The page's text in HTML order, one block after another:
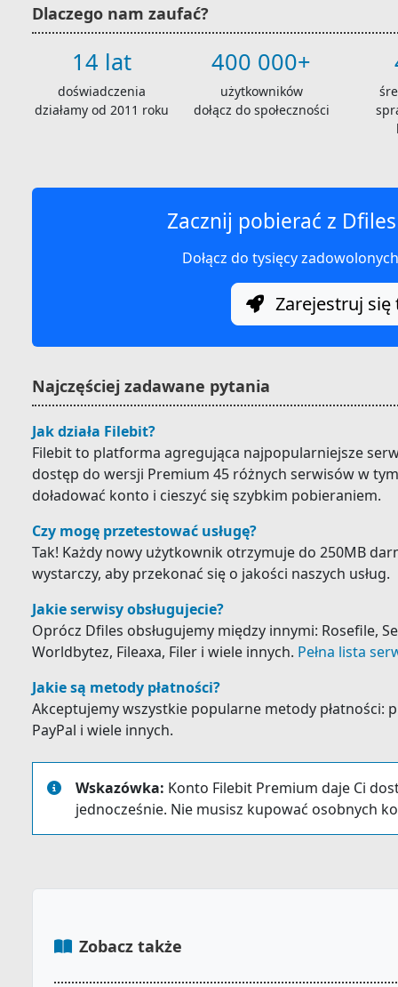
Dlaczego nam zaufać?
14 lat
doświadczenia
działamy od 2011 roku
400 000+
użytkowników
dołącz do społeczności
Zacznij pobierać z
Dołącz do tysięcy
Zarejestruj się
Najczęściej zadawane pytania
Jak działa Filebit?
Filebit to platforma agregująca najpopularniejsze
dostęp do wersji Premium 45 różnych serwisów w
doładować konto i cieszyć się szybkim pobieraniem.
Czy mogę przetestować usługę?
Tak! Każdy nowy użytkownik otrzymuje do 250MB
wystarczy, aby przekonać się o jakości naszych usług.
Jakie serwisy obsługujecie?
Oprócz Dfiles obsługujemy między innymi: Rosefile,
Worldbytez, Fileaxa, Filer i wiele innych. Pełna lista
Jakie są metody płatności?
Akceptujemy wszystkie popularne metody płatności:
PayPal i wiele innych.
Wskazówka: Konto Filebit Premium daje Ci
jednocześnie. Nie musisz kupować osobnych
Zobacz także